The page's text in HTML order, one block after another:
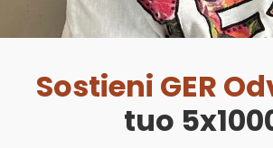
Sostieni GER
tuo